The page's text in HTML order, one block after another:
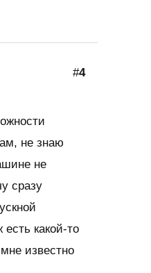
#4
не знаю
не
сразу
какой-то
известно